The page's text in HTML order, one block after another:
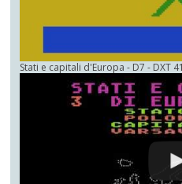
Stati e capitali d'Europa - D7 - DXT